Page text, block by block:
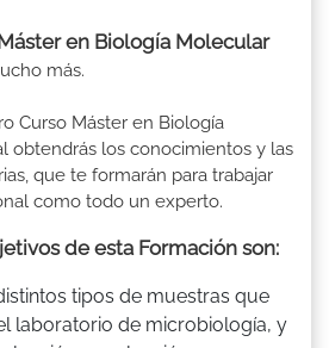
en Biología Molecular
más.
Curso Máster en Biología
obtendrás los conocimientos y las
que te formarán para trabajar
como todo un experto.
de esta Formación son:
tipos de muestras que
laboratorio de microbiología, y